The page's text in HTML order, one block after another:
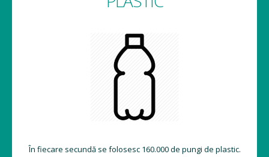
În fiecare secundă se folosesc 160.000 de pungi de plastic.